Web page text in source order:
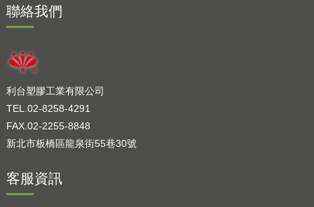
聯絡我們
利台塑膠工業有限公司
TEL.02-8258-4291
FAX.02-2255-8848
新北市板橋區龍泉街55巷30號
客服資訊